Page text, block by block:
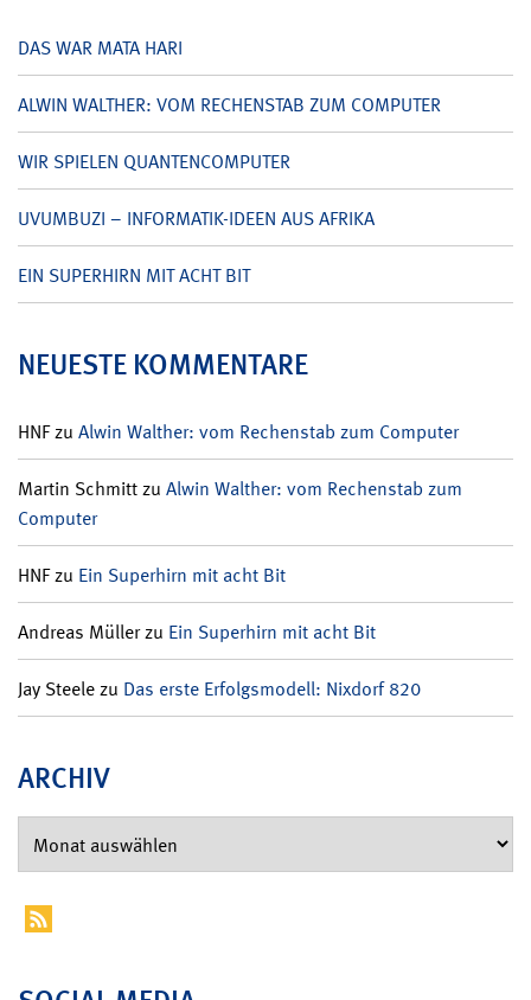
DAS WAR MATA HARI
ALWIN WALTHER: VOM RECHENSTAB ZUM COMPUTER
WIR SPIELEN QUANTENCOMPUTER
UVUMBUZI – INFORMATIK-IDEEN AUS AFRIKA
EIN SUPERHIRN MIT ACHT BIT
NEUESTE KOMMENTARE
HNFzu Alwin Walther: vom Rechenstab zum Computer
Martin Schmittzu Alwin Walther: vom Rechenstab zum
Computer
HNFzu Ein Superhirn mit acht Bit
Andreas Müllerzu Ein Superhirn mit acht Bit
Jay Steelezu Das erste Erfolgsmodell: Nixdorf 820
ARCHIV